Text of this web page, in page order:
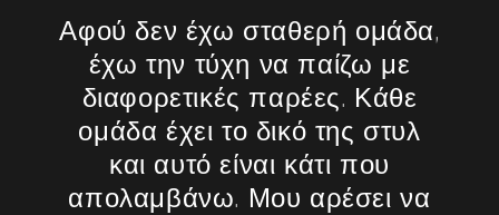
Αφού δεν έχω σταθερή ομάδα,
έχω την τύχη να παίζω με
διαφορετικές παρέες. Κάθε
ομάδα έχει το δικό της στυλ
και αυτό είναι κάτι που
απολαμβάνω. Μου αρέσει να